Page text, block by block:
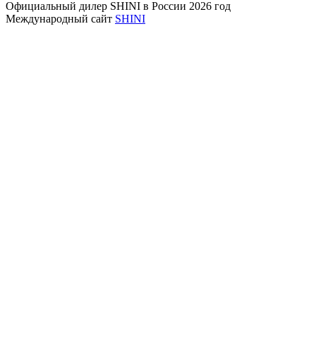
Официальный дилер SHINI в России 2026 год
Международный сайт SHINI